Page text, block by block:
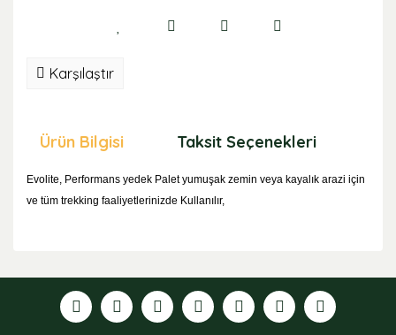
Karşılaştır
Ürün Bilgisi Taksit Seçenekleri
Evolite, Performans yedek Palet yumuşak zemin veya kayalık arazi için
ve tüm trekking faaliyetlerinizde Kullanılır,
formunu kullanarak tarafımıza iletebilirsiniz.
Görüş ve önerileriniz için teşekkür ederiz.